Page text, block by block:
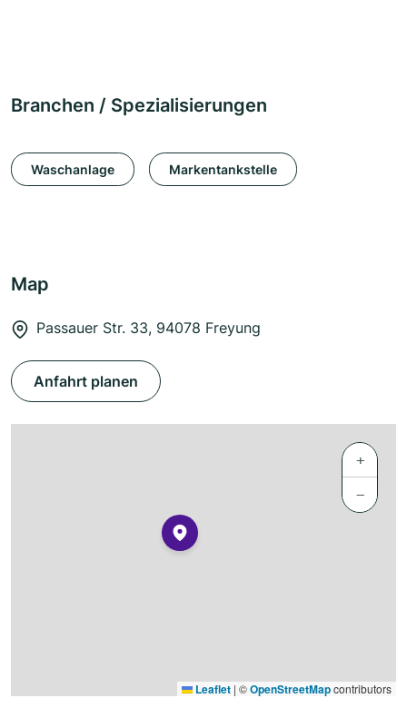
Branchen / Spezialisierungen
Waschanlage Markentankstelle
Map
Passauer Str. 33, 94078 Freyung
Anfahrt planen
+
−
Leaflet | ©OpenStreetMapcontributors